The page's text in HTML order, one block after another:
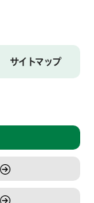
サイトマップ